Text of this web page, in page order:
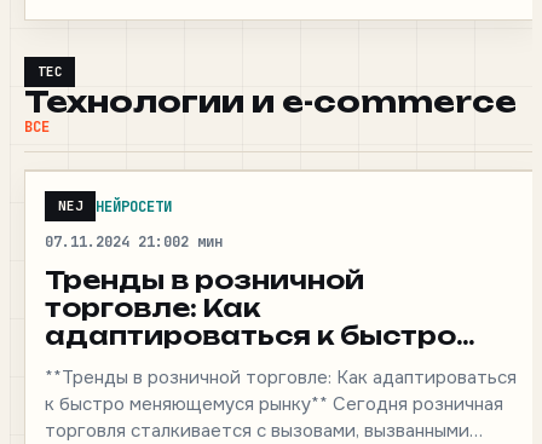
The Drum выделяет ключевые тенденции,…
TEC
Технологии и e-commerce
ВСЕ
NEJ
НЕЙРОСЕТИ
07.11.2024 21:002 мин
Тренды в розничной
торговле: Как
адаптироваться к быстро
меняющемуся рынку
**Тренды в розничной торговле: Как адаптироваться
к быстро меняющемуся рынку** Сегодня розничная
торговля сталкивается с вызовами, вызванными